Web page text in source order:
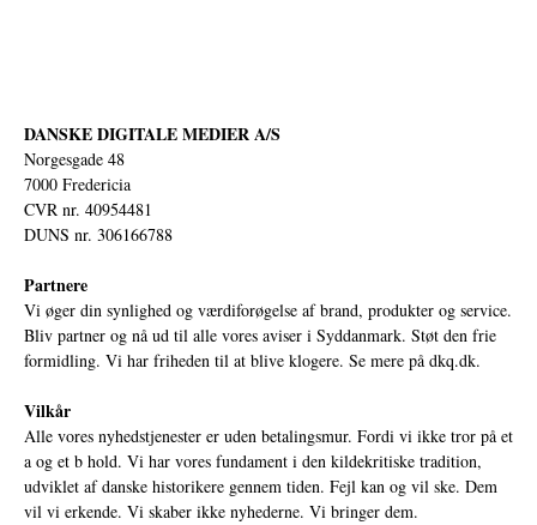
DANSKE DIGITALE MEDIER A/S
Norgesgade 48
7000 Fredericia
CVR nr. 40954481
DUNS nr. 306166788
Partnere
Vi øger din synlighed og værdiforøgelse af brand, produkter og service.
Bliv partner og nå ud til alle vores aviser i Syddanmark. Støt den frie
formidling. Vi har friheden til at blive klogere. Se mere på dkq.dk.
Vilkår
Alle vores nyhedstjenester er uden betalingsmur. Fordi vi ikke tror på et
a og et b hold. Vi har vores fundament i den kildekritiske tradition,
udviklet af danske historikere gennem tiden. Fejl kan og vil ske. Dem
vil vi erkende. Vi skaber ikke nyhederne. Vi bringer dem.